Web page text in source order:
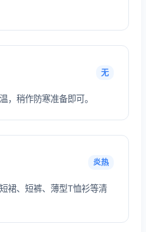
无
，稍作防寒准备即可。
炎热
裙、短裤、薄型T恤衫等清